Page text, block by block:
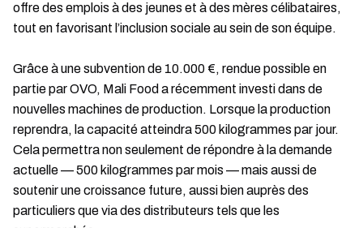
offre des emplois à des jeunes et à des mères célibataires,
tout en favorisant l’inclusion sociale au sein de son équipe.
Grâce à une subvention de 10.000 €, rendue possible en
partie par OVO, Mali Food a récemment investi dans de
nouvelles machines de production. Lorsque la production
reprendra, la capacité atteindra 500 kilogrammes par jour.
Cela permettra non seulement de répondre à la demande
actuelle — 500 kilogrammes par mois — mais aussi de
soutenir une croissance future, aussi bien auprès des
particuliers que via des distributeurs tels que les